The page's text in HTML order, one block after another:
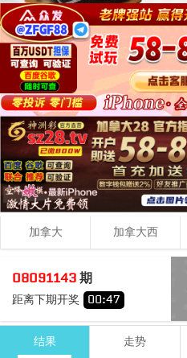
加拿大 加拿大西
08091143期
距离下期开奖 00:47
期号
结果 走势